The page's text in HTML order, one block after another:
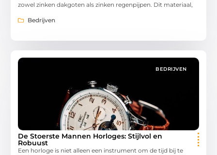
zowel zinken dakgoten als zinken regenpijpen. Dit materiaal,
Bedrijven
BEDRIJVEN
De Stoerste Mannen Horloges: Stijlvol en
Robuust
Een horloge is niet alleen een instrument om de tijd bij te